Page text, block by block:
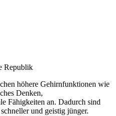
Republik
höhere Gehirnfunktionen wie
Denken,
Fähigkeiten an. Dadurch sind
und geistig jünger.